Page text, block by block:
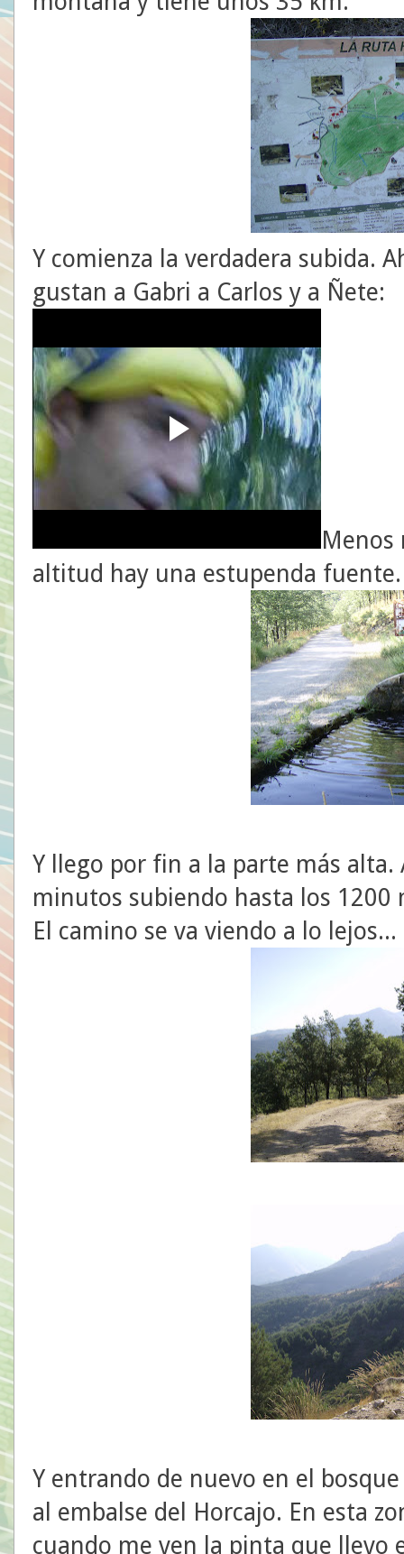
Y comienza la verdadera subida.
gustan a Gabri a Carlos y a Ñete:
Menos
altitud hay una estupenda fuente.
Y llego por fin a la parte más alta.
minutos subiendo hasta los
El camino se va viendo a lo lejos...
Y entrando de nuevo en el
al embalse del Horcajo. En esta
cuando me ven la pinta que llevo